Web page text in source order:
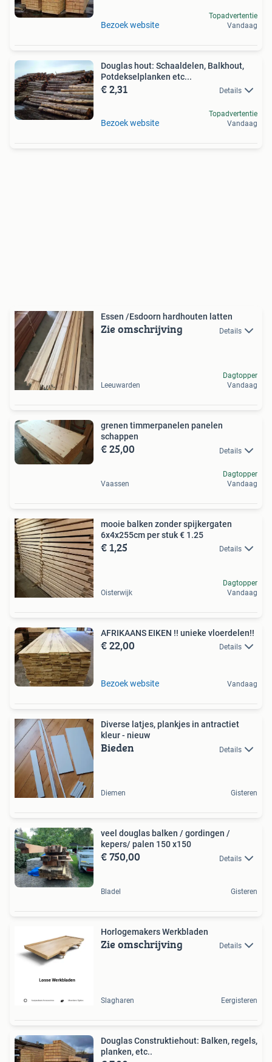
Bezoek website
Topadvertentie
Vandaag
Douglas hout: Schaaldelen, Balkhout,
Potdekselplanken etc...
€ 2,31 Details
Bezoek website
Topadvertentie
Vandaag
Essen /Esdoorn hardhouten latten
Zie omschrijving Details
Leeuwarden
Dagtopper
Vandaag
grenen timmerpanelen panelen
schappen
€ 25,00 Details
Vaassen
Dagtopper
Vandaag
mooie balken zonder spijkergaten
6x4x255cm per stuk € 1.25
€ 1,25 Details
Oisterwijk
Dagtopper
Vandaag
AFRIKAANS EIKEN !! unieke vloerdelen!!
€ 22,00 Details
Bezoek website Vandaag
Diverse latjes, plankjes in antractiet
kleur - nieuw
Bieden Details
Diemen Gisteren
veel douglas balken / gordingen /
kepers/ palen 150 x150
€ 750,00 Details
Bladel Gisteren
Horlogemakers Werkbladen
Zie omschrijving Details
Slagharen Eergisteren
Douglas Construktiehout: Balken, regels,
planken, etc..